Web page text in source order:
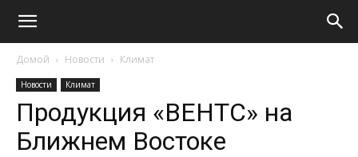
Домой Новости Климат
Новости Климат
Продукция «ВЕНТС» на
Ближнем Востоке